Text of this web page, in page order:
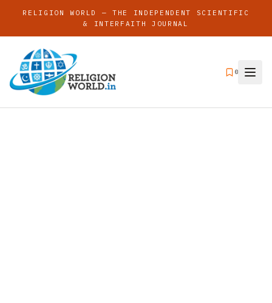
RELIGION WORLD — THE INDEPENDENT SCIENTIFIC
& INTERFAITH JOURNAL
0